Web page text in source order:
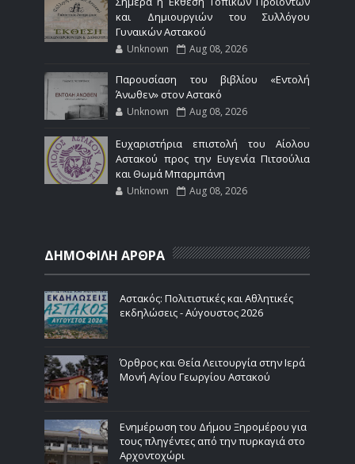
και Δημιουργιών του Συλλόγου
Γυναικών Αστακού
Unknown Aug 08, 2026
Παρουσίαση του βιβλίου «Εντολή
Άνωθεν» στον Αστακό
Unknown Aug 08, 2026
Ευχαριστήρια επιστολή του Αίολου
Αστακού προς την Ευγενία Πιτσούλια
και Θωμά Μπαρμπάνη
Unknown Aug 08, 2026
ΔΗΜΟΦΙΛΗ ΑΡΘΡΑ
Αστακός: Πολιτιστικές και Αθλητικές
εκδηλώσεις - Αύγουστος 2026
Όρθρος και Θεία Λειτουργία στην Ιερά
Μονή Αγίου Γεωργίου Αστακού
Ενημέρωση του Δήμου Ξηρομέρου για
τους πληγέντες από την πυρκαγιά στο
Αρχοντοχώρι